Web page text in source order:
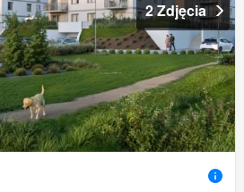
2 Zdjęcia